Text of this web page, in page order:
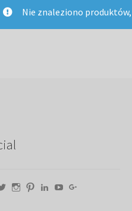
Nie znaleziono
TwitterInstagram
PinterestLinkedInYouTube